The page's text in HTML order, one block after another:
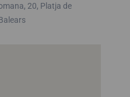
20, Platja de